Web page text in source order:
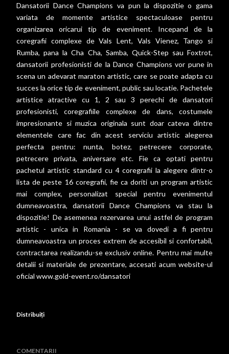
Dansatorii Dance Champions va pun la dispozitie o gama
variata de momente artistice spectaculoase pentru
organizarea oricarui tip de eveniment. Incepand de la
coregrafii complexe de Vals Lent, Vals Vienez, Tango si
Rumba, pana la Cha Cha, Samba, Quick-Step sau Foxtrot,
dansatorii profesionisti de la Dance Champions vor pune in
scena un adevarat maraton artistic, care se poate adapta cu
succes la orice tip de eveniment, public sau locatie. Pachetele
artistice atractive cu 1, 2 sau 3 perechi de dansatori
profesionisti, coregrafiile complexe de dans, costumele
impresionante si muzica originala sunt doar cateva dintre
elementele care fac din acest serviciu artistic alegerea
perfecta pentru: nunta, botez, petrecere corporate,
petrecere privata, aniversare etc. Fie ca optati pentru
pachetul artistic standard cu 4 coregrafii la alegere dintr-o
lista de peste 16 coregrafii, fie ca doriti un program artistic
mai complex, personalizat special pentru evenimentul
dumneavoastra, dansatorii Dance Champions va stau la
dispozitie! De asemenea rezervarea unui astfel de program
artistic - unica in Romania - se va dovedi a fi pentru
dumneavoastra un proces extrem de accesibil si confortabil,
contractarea realizandu-se exclusiv online. Pentru mai multe
detalii si materiale de prezentare, accesati acum website-ul
oficial www.gold-event.ro/dansatori
Distribuiți
COMENTARII